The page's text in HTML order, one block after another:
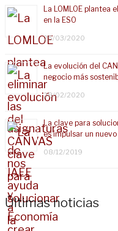
La LOMLOE plantea
en la ESO
25/03/2020
La evolución del
negocio más
28/02/2020
La clave para
es impulsar un
08/12/2019
Últimas noticias